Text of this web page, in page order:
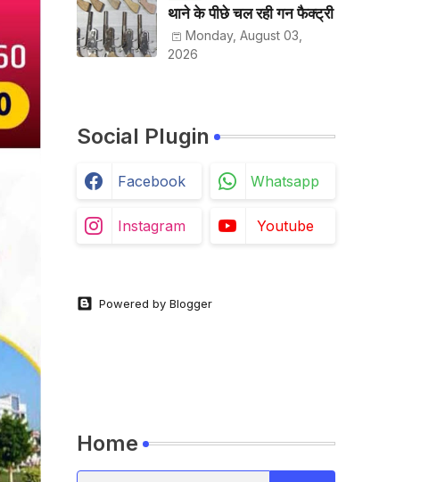
थाने के पीछे चल रही गन फैक्ट्री
Monday, August 03,
2026
Social Plugin
Facebook Whatsapp
Instagram Youtube
Powered by Blogger
Home